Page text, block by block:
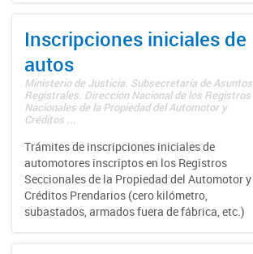
Inscripciones iniciales de
autos
Ministerio de Justicia. Subsecretaría de Asuntos
Registrales. Dirección Nacional de los Registros
Nacionales de la Propiedad del Automotor y
Créditos ...
Trámites de inscripciones iniciales de
automotores inscriptos en los Registros
Seccionales de la Propiedad del Automotor y
Créditos Prendarios (cero kilómetro,
subastados, armados fuera de fábrica, etc.)